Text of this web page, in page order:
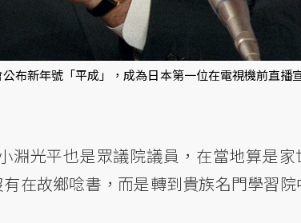
布新年號「平成」，成為日本第一位在電視機前直播
淵光平也是眾議院議員，在當地算是家
在故鄉唸書，而是轉到貴族名門學習院